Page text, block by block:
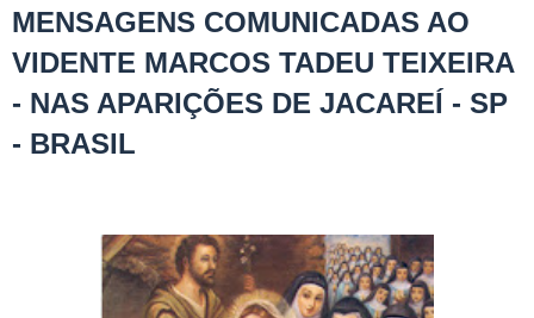
MENSAGENS COMUNICADAS AO
VIDENTE MARCOS TADEU TEIXEIRA
- NAS APARIÇÕES DE JACAREÍ - SP
- BRASIL